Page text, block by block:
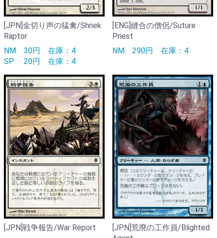
[JPN]金切り声の猛禽/Shriek
Raptor
NM 30円 在庫：4
SP
20円 在庫：4
[ENG]縫合の僧侶/Suture
Priest
NM 290円 在庫：4
[JPN]戦争報告/War Report
[JPN]荒廃の工作員/Blighted